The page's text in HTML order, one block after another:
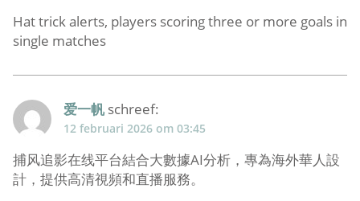
Hat trick alerts, players scoring three or more goals in
single matches
爱一帆 schreef:
12 februari 2026 om 03:45
捕风追影在线平台結合大數據AI分析，專為海外華人設
計，提供高清視頻和直播服務。